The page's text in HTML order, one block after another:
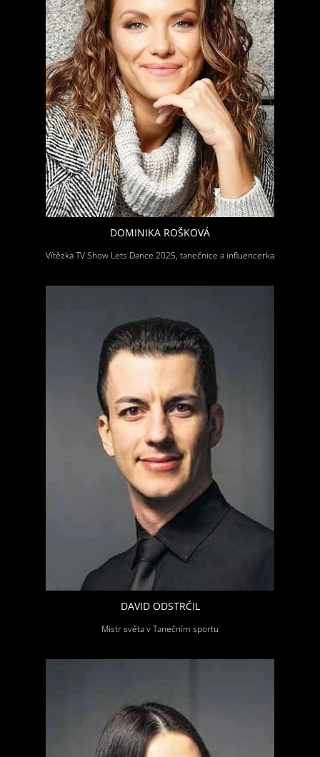
DOMINIKA ROŠKOVÁ
Vítězka TV Show Lets Dance 2025, tanečnice a influencerka
DAVID ODSTRČIL
Mistr světa v Tanečním sportu